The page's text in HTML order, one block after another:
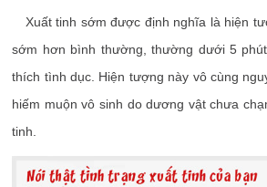
Xuất tinh sớm được định nghĩa là hiện
sớm hơn bình thường, thường dưới 5
thích tình dục. Hiện tượng này vô cùng
hiếm muộn vô sinh do dương vật chưa
tinh.